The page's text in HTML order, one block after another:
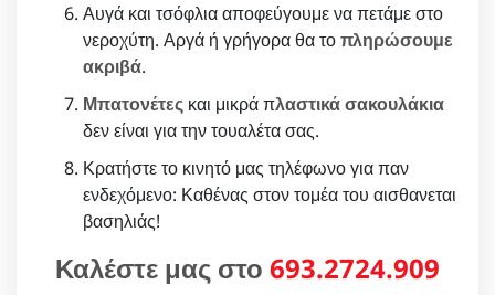
Αυγά και τσόφλια αποφεύγουμε να πετάμε στο
νεροχύτη. Αργά ή γρήγορα θα τοπληρώσουμε
ακριβά.
Μπατονέτες και μικρά πλαστικά σακουλάκια
δεν είναι για την τουαλέτα σας.
Κρατήστε το κινητό μας τηλέφωνο για παν
ενδεχόμενο: Καθένας στον τομέα του αισθανεται
βασηλιάς!
Καλέστε μας στο 693.2724.909